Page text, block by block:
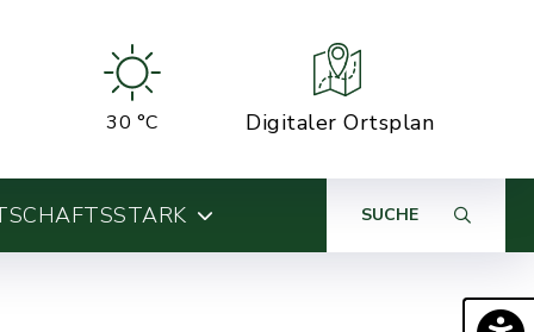
30 °C Digitaler Ortsplan
SUCHE